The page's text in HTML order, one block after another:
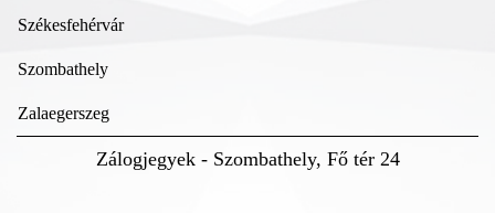
Székesfehérvár
Szombathely
Zalaegerszeg
Zálogjegyek - Szombathely, Fő tér 24